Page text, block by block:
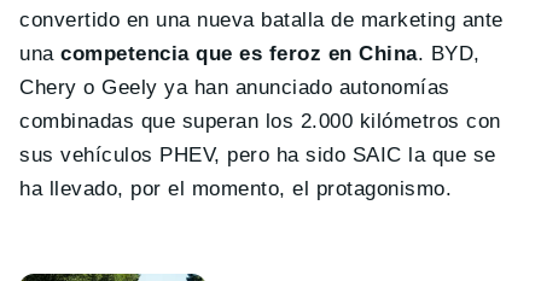
convertido en una nueva batalla de marketing ante
unacompetencia que es feroz en China. BYD,
Chery o Geely ya han anunciado autonomías
combinadas que superan los 2.000 kilómetros con
sus vehículos PHEV, pero ha sido SAIC la que se
ha llevado, por el momento, el protagonismo.